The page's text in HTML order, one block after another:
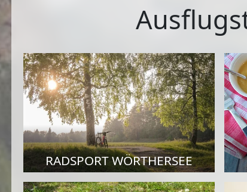
RADSPORT WÖRTHERSEE